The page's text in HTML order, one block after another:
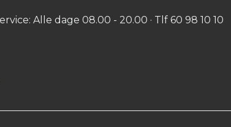
Alle dage 08.00 - 20.00 · Tlf 60 98 10 10